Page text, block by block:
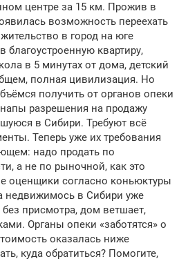
центре за 15 км. Прожив в
возможность переехать
в город на юге
благоустроенную квартиру,
в 5 минутах от дома, детский
полная цивилизация. Но
получить от органов опеки
разрешения на продажу
в Сибири. Требуют всё
Теперь уже их требования
надо продать по
а не по рыночной, как это
оценщики согласно коньюктуры
недвижимось в Сибири уже
без присмотра, дом ветшает,
Органы опеки «заботятся» о
оказалась ниже
куда обратиться? Помогите,